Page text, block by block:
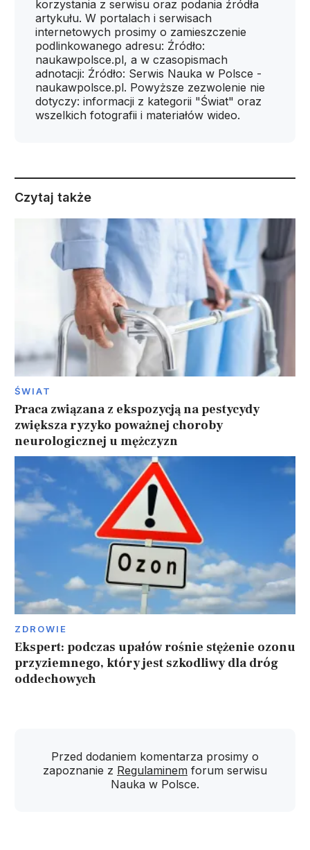
korzystania z serwisu oraz podania źródła
artykułu. W portalach i serwisach
internetowych prosimy o zamieszczenie
podlinkowanego adresu: Źródło:
naukawpolsce.pl, a w czasopismach
adnotacji: Źródło: Serwis Nauka w Polsce -
naukawpolsce.pl. Powyższe zezwolenie nie
dotyczy: informacji z kategorii "Świat" oraz
wszelkich fotografii i materiałów wideo.
Czytaj także
ŚWIAT
Praca związana z ekspozycją na pestycydy
zwiększa ryzyko poważnej choroby
neurologicznej u mężczyzn
ZDROWIE
Ekspert: podczas upałów rośnie stężenie ozonu
przyziemnego, który jest szkodliwy dla dróg
oddechowych
Przed dodaniem komentarza prosimy o
zapoznanie z Regulaminem forum serwisu
Nauka w Polsce.